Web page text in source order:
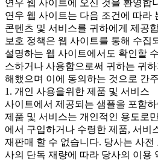
연우 웹 사이트에 오신 것을 환영합
연우 웹 사이트는 다음 조건에 따라
콘텐츠 및 서비스를 귀하에게 제공
보호 정책은 웹 사이트를 통해 수집
설명하는 웹 사이트에서도 확인할
스하거나 사용함으로써 귀하는 귀
해했으며 이에 동의하는 것으로 간
1. 개인 사용을위한 제품 및 서비스
사이트에서 제공되는 샘플을 포함
제품 및 서비스는 개인적인 용도로
에서 구입하거나 수령한 제품, 서비
재판매 할 수 없습니다. 당사는 사
사의 단독 재량에 따라 당사의 이용